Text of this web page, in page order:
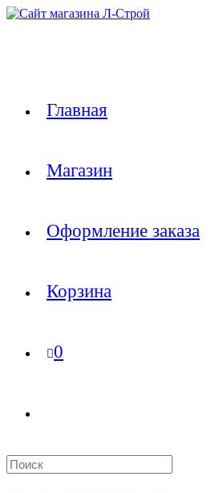
Перейти
Главная
Магазин
Оформление заказа
Корзина
0
Search
this